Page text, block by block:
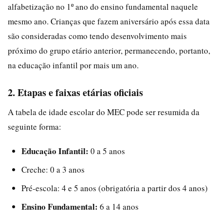
alfabetização no 1º ano do ensino fundamental naquele
mesmo ano. Crianças que fazem aniversário após essa data
são consideradas como tendo desenvolvimento mais
próximo do grupo etário anterior, permanecendo, portanto,
na educação infantil por mais um ano.
2. Etapas e faixas etárias oficiais
A tabela de idade escolar do MEC pode ser resumida da
seguinte forma:
Educação Infantil: 0 a 5 anos
Creche: 0 a 3 anos
Pré-escola: 4 e 5 anos (obrigatória a partir dos 4 anos)
Ensino Fundamental: 6 a 14 anos